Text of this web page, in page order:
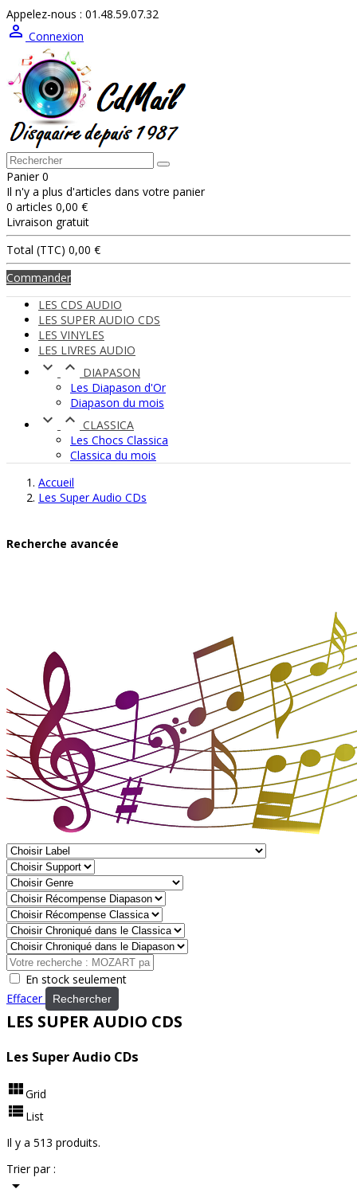
Appelez-nous : 01.48.59.07.32
 Connexion
Panier 0
Il n'y a plus d'articles dans votre panier
0 articles 0,00 €
Livraison gratuit
Total (TTC) 0,00 €
Commander
LES CDS AUDIO
LES SUPER AUDIO CDS
LES VINYLES
LES LIVRES AUDIO
  DIAPASON
Les Diapason d'Or
Diapason du mois
  CLASSICA
Les Chocs Classica
Classica du mois
Accueil
Les Super Audio CDs
Recherche avancée
En stock seulement
Effacer
Rechercher
LES SUPER AUDIO CDS
Les Super Audio CDs
Grid
 List
Il y a 513 produits.
Trier par :
